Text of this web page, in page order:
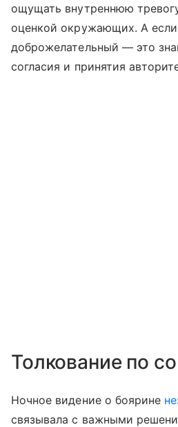
ощущать внутреннюю
оценкой окружающих. А
доброжелательный — это
согласия и принятия
Толкование по
Ночное видение о боярине
связывала с важными